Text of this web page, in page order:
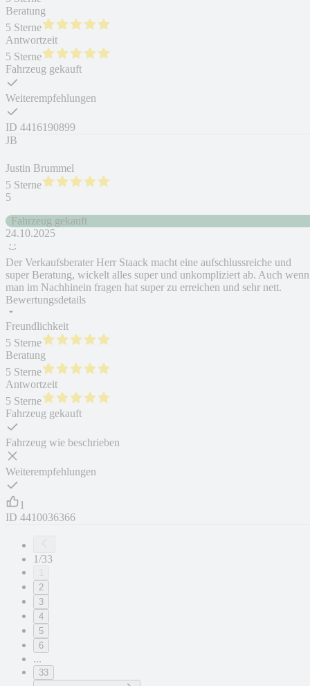
Beratung
5 Sterne
Antwortzeit
5 Sterne
Fahrzeug gekauft
Weiterempfehlungen
ID 4416190899
JB
Justin Brummel
5 Sterne
5
Fahrzeug gekauft
24.10.2025
Der Verkaufsberater Herr Staack macht eine aufschlussreiche und
super Beratung, wickelt alles super und unkompliziert ab. Auch wenn
man im Nachhinein fragen hat super zu erreichen und sehr nett.
Bewertungsdetails
Freundlichkeit
5 Sterne
Beratung
5 Sterne
Antwortzeit
5 Sterne
Fahrzeug gekauft
Fahrzeug wie beschrieben
Weiterempfehlungen
1
ID 4410036366
1/33
2
3
4
5
6
...
33